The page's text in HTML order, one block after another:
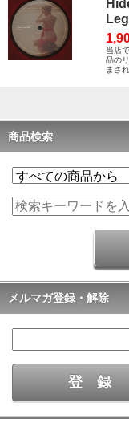
当店
品の
まさ
商品検索
メルマガ登録・解除